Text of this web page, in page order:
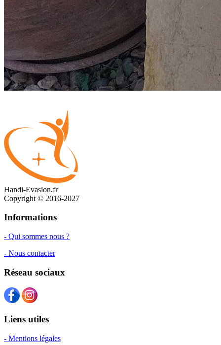
Handi-Evasion.fr
Copyright © 2016-2027
Informations
- Qui sommes nous ?
- Nous contacter
Réseau sociaux
Liens utiles
- Mentions légales